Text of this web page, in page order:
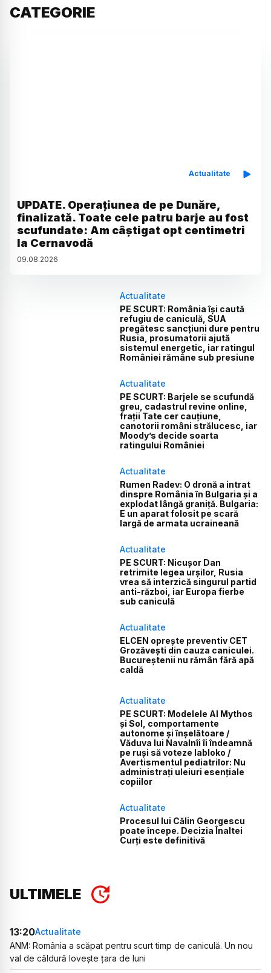
CATEGORIE
Actualitate
UPDATE. Operațiunea de pe Dunăre,
finalizată. Toate cele patru barje au fost
scufundate: Am câștigat opt centimetri
la Cernavodă
09.08.2026
Actualitate
PE SCURT: România își caută
refugiu de caniculă, SUA
pregătesc sancțiuni dure pentru
Rusia, prosumatorii ajută
sistemul energetic, iar ratingul
României rămâne sub presiune
Actualitate
PE SCURT: Barjele se scufundă
greu, cadastrul revine online,
frații Tate cer cauțiune,
canotorii români strălucesc, iar
Moody’s decide soarta
ratingului României
Actualitate
Rumen Radev: O dronă a intrat
dinspre România în Bulgaria și a
explodat lângă graniță. Bulgaria:
E un aparat folosit pe scară
largă de armata ucraineană
Actualitate
PE SCURT: Nicușor Dan
retrimite legea urșilor, Rusia
vrea să interzică singurul partid
anti-război, iar Europa fierbe
sub caniculă
Actualitate
ELCEN oprește preventiv CET
Grozăvești din cauza caniculei.
Bucureștenii nu rămân fără apă
caldă
Actualitate
PE SCURT: Modelele AI Mythos
și Sol, comportamente
autonome și înșelătoare /
Văduva lui Navalnîi îi îndeamnă
pe ruși să voteze Iabloko /
Avertismentul pediatrilor: Nu
administrați uleiuri esențiale
copiilor
Actualitate
Procesul lui Călin Georgescu
poate începe. Decizia Înaltei
Curți este definitivă
ULTIMELE
13:20Actualitate
ANM: România a scăpat pentru scurt timp de caniculă. Un nou
val de căldură lovește țara de luni